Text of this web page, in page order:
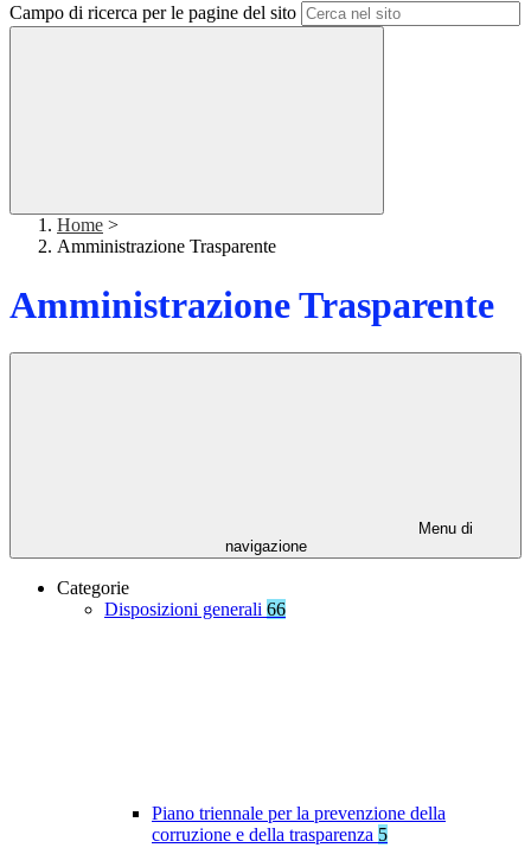
Campo di ricerca per le pagine del sito
Home >
Amministrazione Trasparente
Amministrazione Trasparente
Menu di
navigazione
Categorie
Disposizioni generali 66
Piano triennale per la prevenzione della
corruzione e della trasparenza 5